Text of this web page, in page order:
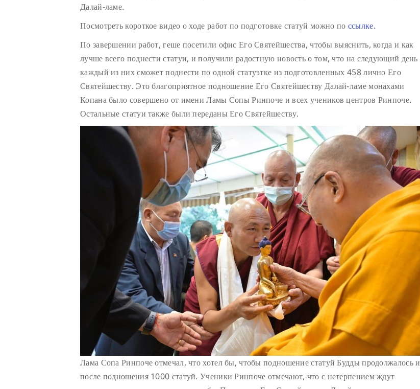
Далай-ламе.
Посмотреть короткое видео о ходе работ по подготовке статуй можно по ссылке.
По завершении работ, геше посетили офис Его Святейшества, чтобы выяснить, когда и как
лучше всего поднести статуи, и получили радостную новость о том, что на следующий день
каждый из них сможет поднести по одной статуэтке из подготовленных 458 лично Его
Святейшеству. Это благоприятное подношение Его Святейшеству Далай-ламе монахами
Копана было совершено от имени Ламы Сопы Ринпоче и всех учеников центров Ринпоче.
Остальные статуи также были переданы Его Святейшеству.
Лама Сопа Ринпоче отмечал, что хотел бы, чтобы подношение статуй Будды продолжалось и
после подношения 1000 статуй. Ученики Ринпоче отмечают, что с нетерпением ждут